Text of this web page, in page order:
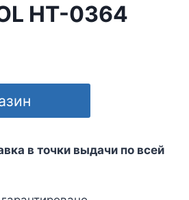
HT-0364
в точки выдачи по всей